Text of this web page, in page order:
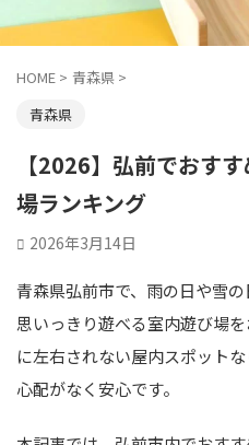
HOME > 青森県 >
青森県
【2026】弘前でおす
場ランキング
2026年3月14日
青森県弘前市で、雨の日や雪
思いっきり遊べる室内遊び場
に左右されない屋内スポット
心配がなく安心です。